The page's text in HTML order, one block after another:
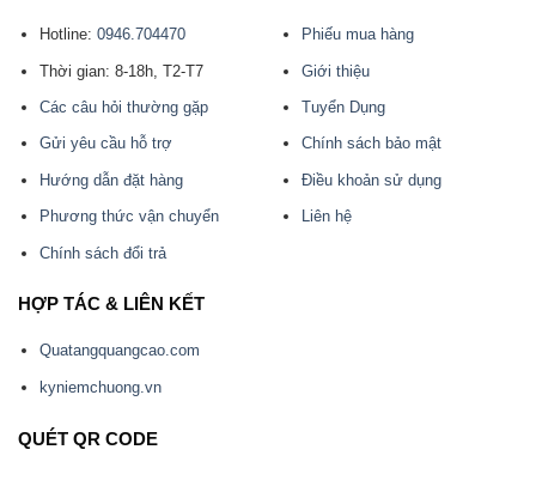
Hotline: 0946.704470
Thời gian: 8-18h, T2-T7
Các câu hỏi thường gặp
Gửi yêu cầu hỗ trợ
Hướng dẫn đặt hàng
Phương thức vận chuyển
Chính sách đổi trả
Phiếu mua hàng
Giới thiệu
Tuyển Dụng
Chính sách bảo mật
Điều khoản sử dụng
Liên hệ
HỢP TÁC & LIÊN KẾT
Quatangquangcao.com
kyniemchuong.vn
QUÉT QR CODE